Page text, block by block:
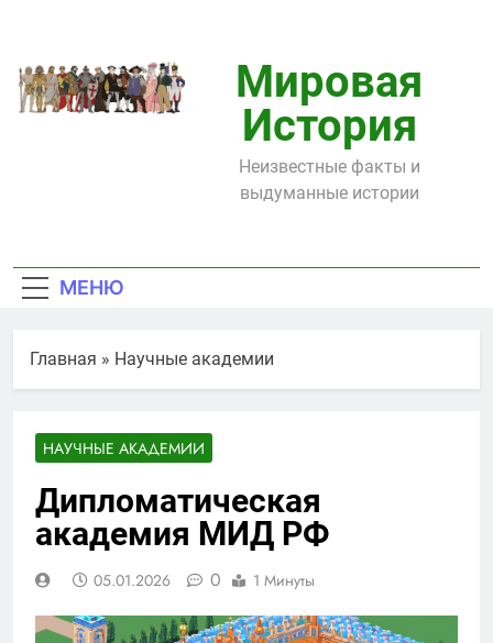
содержимому
Мировая
История
Неизвестные факты и
выдуманные истории
МЕНЮ
Главная » Научные академии
НАУЧНЫЕ АКАДЕМИИ
Дипломатическая
академия МИД РФ
05.01.2026 0 1 Минуты